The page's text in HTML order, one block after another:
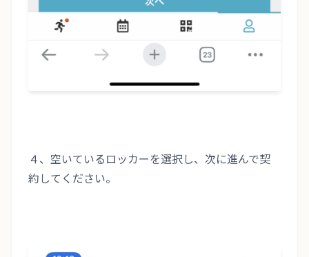
４、空いているロッカーを選択し、次に進んで契
約してください。